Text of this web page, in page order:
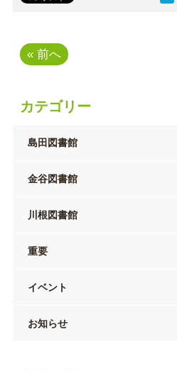
« 前へ
カテゴリー
島田図書館
金谷図書館
川根図書館
重要
イベント
お知らせ